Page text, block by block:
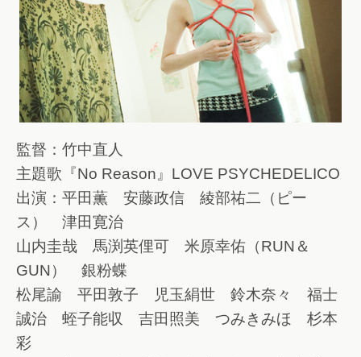
監督：竹中直人
主題歌『No Reason』LOVE PSYCHEDELICO
出演：平田薫 安藤政信 綾部祐二（ピー
ス） 津田寛治
山内圭哉 馬渕英俚可 米原幸佑（RUN＆
GUN） 銀粉蝶
松尾諭 平田敦子 児玉絹世 鈴木奈々 福士
誠治 蛭子能収 吉田照美 つみきみほ 杉本
彩